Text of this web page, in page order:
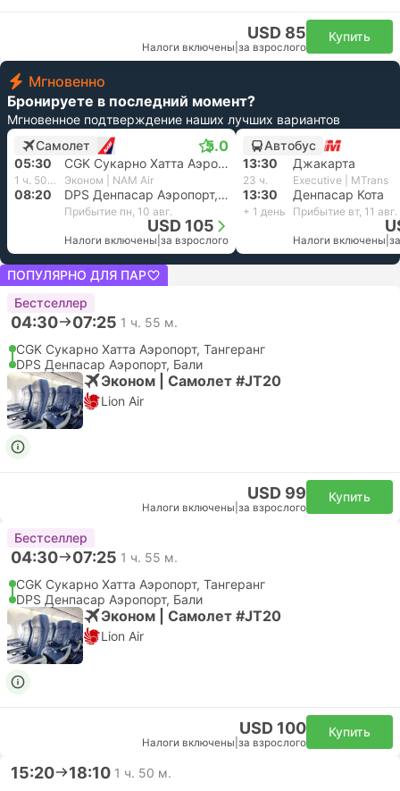
USD 85
Налоги включены за взрослого
Купить
Мгновенно
Бронируете в последний момент?
Мгновенное подтверждение наших лучших вариантов
Самолет
5.0
05:30 CGK Сукарно Хатта Аэропорт, Тангеранг
1 ч. 50 м. Эконом | NAM Air
08:20 DPS Денпасар Аэропорт, Бали
Прибытие пн, 10 авг.
USD 105
Налоги включены за взрослого
Автобус
13:30
Джакарта
23 ч. Executive | MTrans
13:30 Денпасар Кота
+ 1 день Прибытие вт, 11 авг.
Налоги включены
ПОПУЛЯРНО ДЛЯ ПАР
Бестселлер
04:30 07:25 1 ч. 55 м.
CGK Сукарно Хатта Аэропорт, Тангеранг
DPS Денпасар Аэропорт, Бали
Эконом | Самолет #JT20
Lion Air
USD 99
Налоги включены за взрослого
Купить
Бестселлер
04:30 07:25 1 ч. 55 м.
CGK Сукарно Хатта Аэропорт, Тангеранг
DPS Денпасар Аэропорт, Бали
Эконом | Самолет #JT20
Lion Air
USD 100
Налоги включены за взрослого
Купить
15:20 18:10 1 ч. 50 м.